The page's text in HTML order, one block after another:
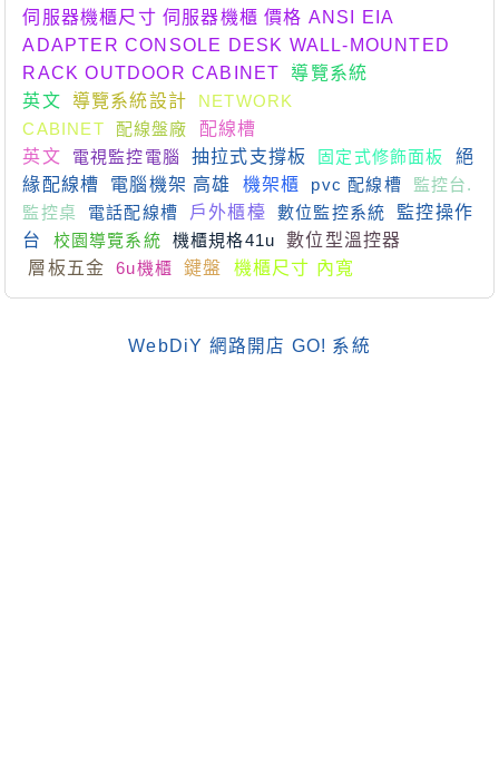
伺服器機櫃尺寸 伺服器機櫃 價格 ANSI EIA
ADAPTER CONSOLE DESK WALL-MOUNTED
RACK OUTDOOR CABINET
導覽系統
英文
導覽系統設計
NETWORK
CABINET
配線盤廠
配線槽
英文
電視監控電腦 抽拉式支撐板 固定式修飾面板
絕
緣配線槽
電腦機架 高雄 機架櫃 pvc 配線槽
監控台.
監控桌
電話配線槽 戶外櫃檯 數位監控系統
監控操作
台
校園導覽系統 機櫃規格41u 數位型溫控器
層板五金
6u機櫃 鍵盤 機櫃尺寸 內寬
WebDiY 網路開店 GO! 系統